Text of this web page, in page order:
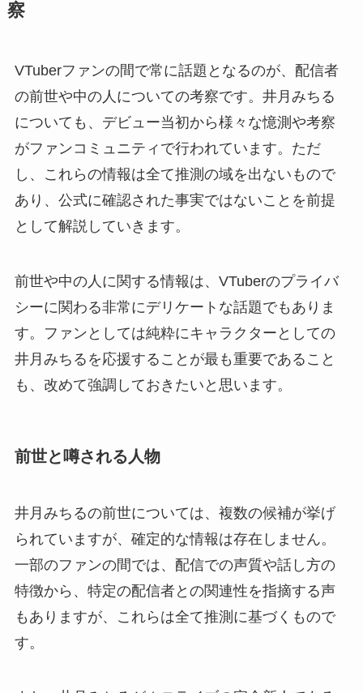
察
VTuberファンの間で常に話題となるのが、配信者
の前世や中の人についての考察です。井月みちる
についても、デビュー当初から様々な憶測や考察
がファンコミュニティで行われています。ただ
し、これらの情報は全て推測の域を出ないもので
あり、公式に確認された事実ではないことを前提
として解説していきます。
前世や中の人に関する情報は、VTuberのプライバ
シーに関わる非常にデリケートな話題でもありま
す。ファンとしては純粋にキャラクターとしての
井月みちるを応援することが最も重要であること
も、改めて強調しておきたいと思います。
前世と噂される人物
井月みちるの前世については、複数の候補が挙げ
られていますが、確定的な情報は存在しません。
一部のファンの間では、配信での声質や話し方の
特徴から、特定の配信者との関連性を指摘する声
もありますが、これらは全て推測に基づくもので
す。